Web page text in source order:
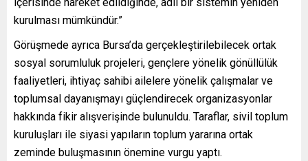
kurulması mümkündür.”
Görüşmede ayrıca Bursa’da gerçekleştirilebilecek ortak
sosyal sorumluluk projeleri, gençlere yönelik gönüllülük
faaliyetleri, ihtiyaç sahibi ailelere yönelik çalışmalar ve
toplumsal dayanışmayı güçlendirecek organizasyonlar
hakkında fikir alışverişinde bulunuldu. Taraflar, sivil toplum
kuruluşları ile siyasi yapıların toplum yararına ortak
zeminde buluşmasının önemine vurgu yaptı.